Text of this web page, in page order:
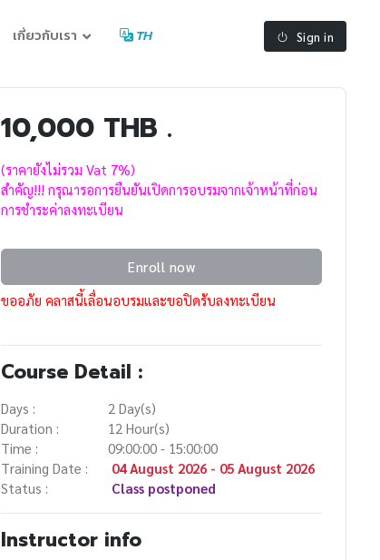
เกี่ยวกับเรา TH Sign in
10,000 THB .
(ราคายังไม่รวม Vat 7%)
สำคัญ!!! กรุณารอการยืนยันเปิดการอบรมจากเจ้าหน้าที่ก่อน
การชำระค่าลงทะเบียน
Enroll now
ขออภัย คลาสนี้เลื่อนอบรมและขอปิดรับลงทะเบียน
Course Detail :
Days :
2 Day(s)
Duration :
12 Hour(s)
Time :
09:00:00 - 15:00:00
Training Date :
04 August 2026 - 05 August 2026
Status :
Class postponed
Instructor info